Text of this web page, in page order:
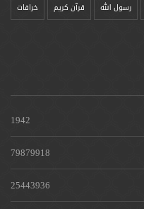
رسول الله قرآن کریم خرافات
1942
79879918
25443936